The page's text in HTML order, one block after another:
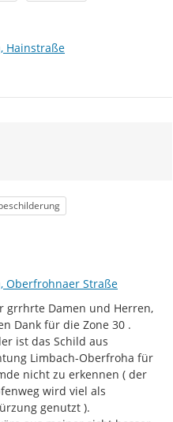
Hainstraße
Oberfrohnaer Straße
grrhrte Damen und Herren,
Dank für die Zone 30 .
ist das Schild aus
Limbach-Oberfroha für
nicht zu erkennen ( der
wird viel als
genutzt ).